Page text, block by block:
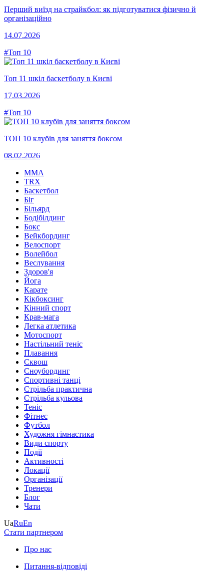
Перший виїзд на страйкбол: як підготуватися фізично й
організаційно
14.07.2026
#Топ 10
Топ 11 шкіл баскетболу в Києві
17.03.2026
#Топ 10
ТОП 10 клубів для заняття боксом
08.02.2026
MMA
TRX
Баскетбол
Біг
Більярд
Бодібілдинг
Бокс
Вейкбординг
Велоспорт
Волейбол
Веслування
Здоров'я
Йога
Карате
Кікбоксинг
Кінний спорт
Крав-мага
Легка атлетика
Мотоспорт
Настільний теніс
Плавання
Сквош
Сноубординг
Спортивні танці
Стрільба практична
Стрільба кульова
Теніс
Фітнес
Футбол
Художня гімнастика
Види спорту
Події
Активності
Локації
Організації
Тренери
Блог
Чати
UaRuEn
Стати партнером
Про нас
Питання-відповіді